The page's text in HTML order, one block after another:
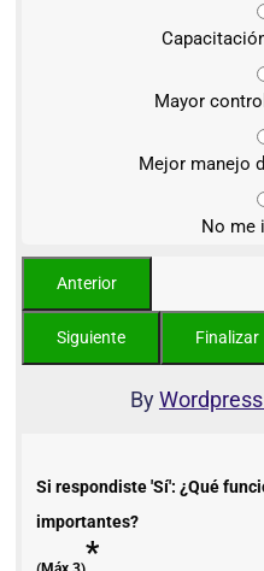
Mayor
Mejor manejo
No me
By
Si respondiste 'Sí': ¿Qué
importantes?
*